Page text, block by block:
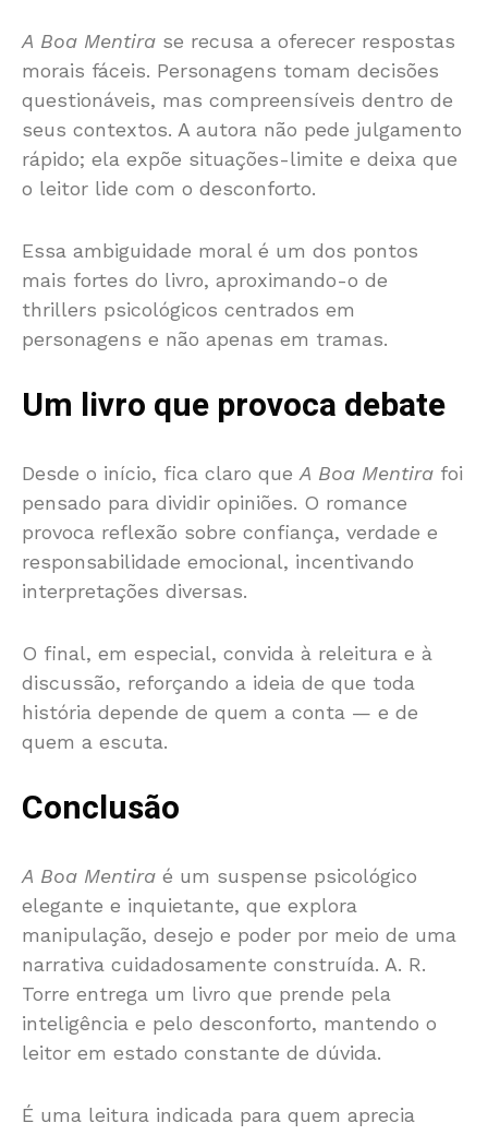
A Boa Mentira se recusa a oferecer respostas
morais fáceis. Personagens tomam decisões
questionáveis, mas compreensíveis dentro de
seus contextos. A autora não pede julgamento
rápido; ela expõe situações-limite e deixa que
o leitor lide com o desconforto.
Essa ambiguidade moral é um dos pontos
mais fortes do livro, aproximando-o de
thrillers psicológicos centrados em
personagens e não apenas em tramas.
Um livro que provoca debate
Desde o início, fica claro que A Boa Mentira foi
pensado para dividir opiniões. O romance
provoca reflexão sobre confiança, verdade e
responsabilidade emocional, incentivando
interpretações diversas.
O final, em especial, convida à releitura e à
discussão, reforçando a ideia de que toda
história depende de quem a conta — e de
quem a escuta.
Conclusão
A Boa Mentira é um suspense psicológico
elegante e inquietante, que explora
manipulação, desejo e poder por meio de uma
narrativa cuidadosamente construída. A. R.
Torre entrega um livro que prende pela
inteligência e pelo desconforto, mantendo o
leitor em estado constante de dúvida.
É uma leitura indicada para quem aprecia